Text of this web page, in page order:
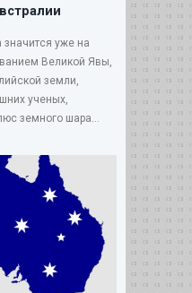
уже на
Великой Явы,
земли,
ученых,
земного шара...